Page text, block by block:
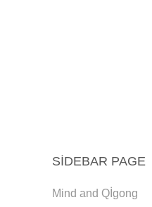
SIDEBAR PAGE
Mind and Qİgong